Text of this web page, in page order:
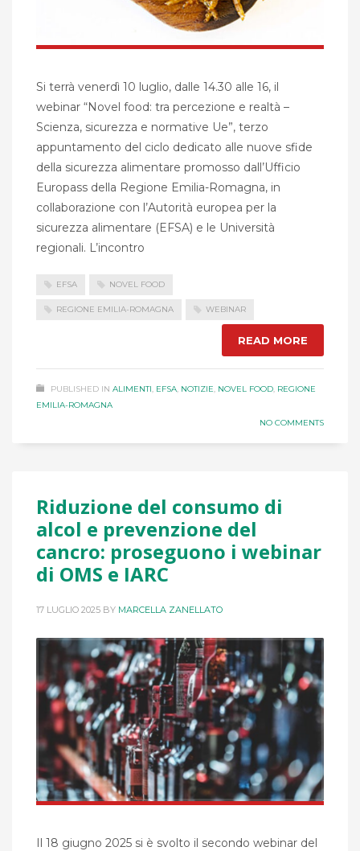
Si terrà venerdì 10 luglio, dalle 14.30 alle 16, il
webinar “Novel food: tra percezione e realtà –
Scienza, sicurezza e normative Ue”, terzo
appuntamento del ciclo dedicato alle nuove sfide
della sicurezza alimentare promosso dall’Ufficio
Europass della Regione Emilia-Romagna, in
collaborazione con l’Autorità europea per la
sicurezza alimentare (EFSA) e le Università
regionali. L’incontro
EFSA NOVEL FOOD
REGIONE EMILIA-ROMAGNA WEBINAR
READ MORE
PUBLISHED IN ALIMENTI, EFSA, NOTIZIE, NOVEL FOOD, REGIONE
EMILIA-ROMAGNA
NO COMMENTS
Riduzione del consumo di
alcol e prevenzione del
cancro: proseguono i webinar
di OMS e IARC
17 LUGLIO 2025 BY MARCELLA ZANELLATO
Il 18 giugno 2025 si è svolto il secondo webinar del